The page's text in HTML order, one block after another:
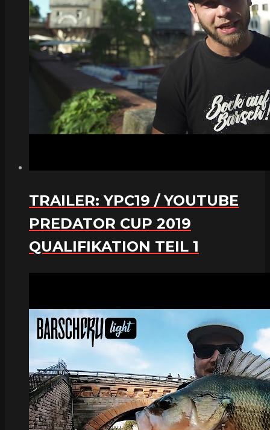
TRAILER: YPC19 / YOUTUBE
PREDATOR CUP 2019
QUALIFIKATION TEIL 1